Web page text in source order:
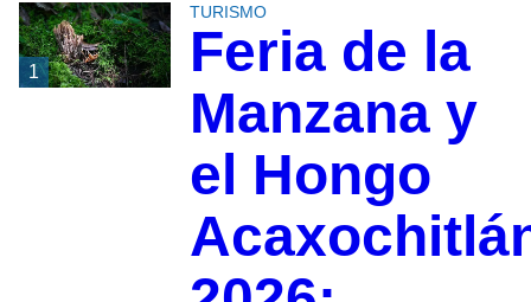
1
TURISMO
Feria de la
Manzana y
el Hongo